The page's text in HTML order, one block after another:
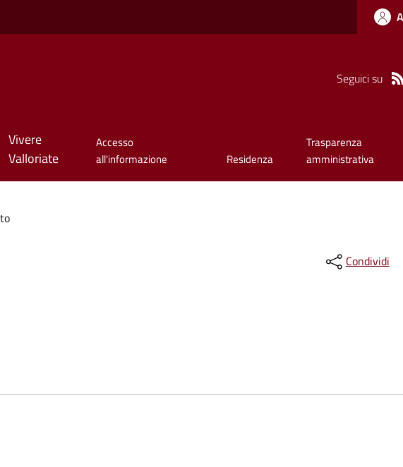
Seguici su
Vivere
Valloriate
Accesso
all'informazione
Residenza
Trasparenza
amministrativa
Condividi